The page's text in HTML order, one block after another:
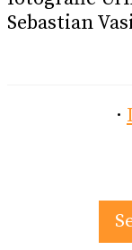
Sebastian
·